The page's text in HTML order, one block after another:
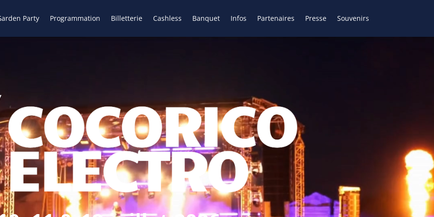
Party Programmation Billetterie Cashless Banquet Infos Partenaires Presse Souvenirs